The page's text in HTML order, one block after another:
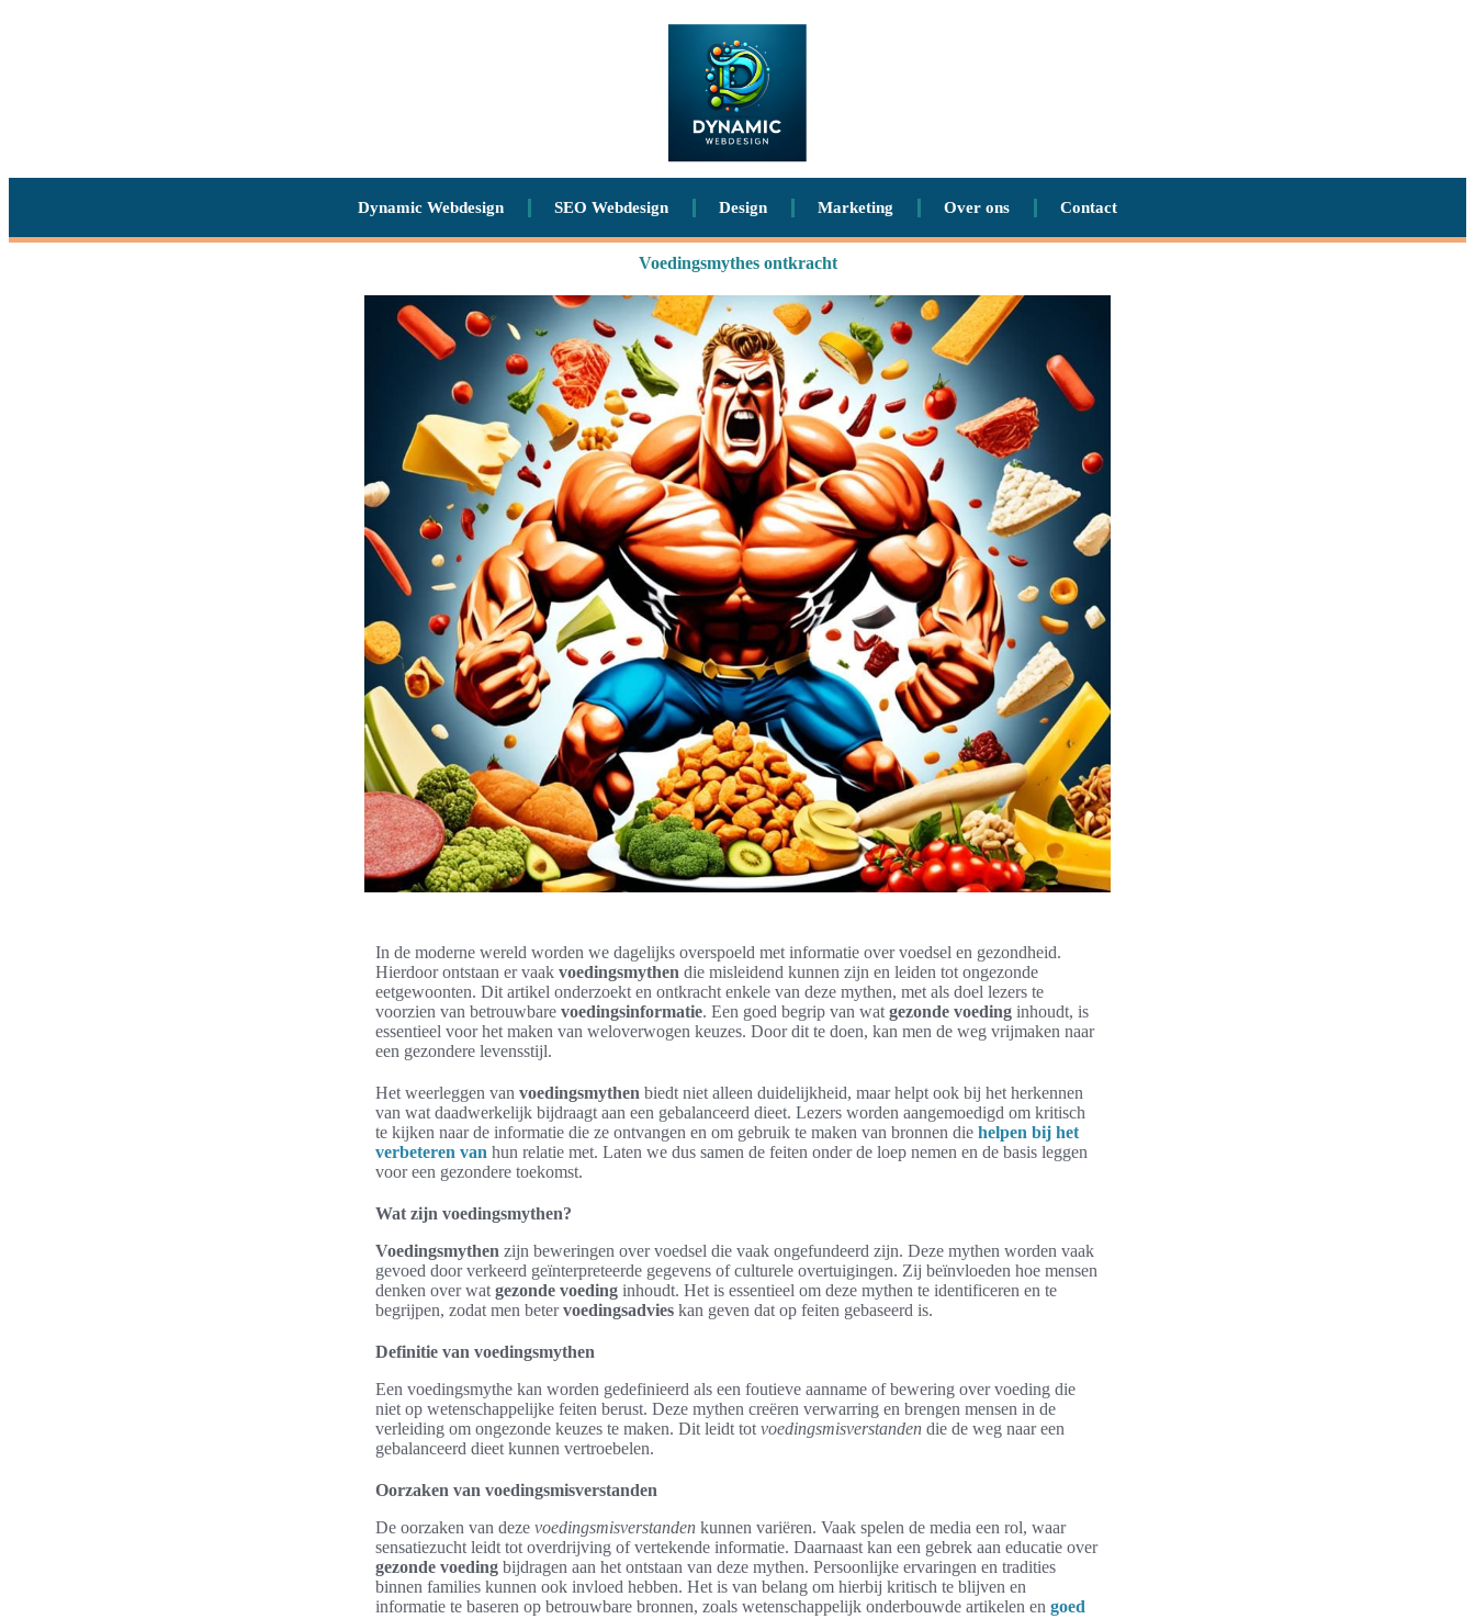
Dynamic Webdesign SEO Webdesign Design Marketing Over ons Contact
Voedingsmythes ontkracht
In de moderne wereld worden we dagelijks overspoeld met informatie over voedsel en gezondheid.
Hierdoor ontstaan er vaak voedingsmythen die misleidend kunnen zijn en leiden tot ongezonde
eetgewoonten. Dit artikel onderzoekt en ontkracht enkele van deze mythen, met als doel lezers te
voorzien van betrouwbare voedingsinformatie. Een goed begrip van wat gezonde voeding inhoudt, is
essentieel voor het maken van weloverwogen keuzes. Door dit te doen, kan men de weg vrijmaken naar
een gezondere levensstijl.
Het weerleggen van voedingsmythen biedt niet alleen duidelijkheid, maar helpt ook bij het herkennen
van wat daadwerkelijk bijdraagt aan een gebalanceerd dieet. Lezers worden aangemoedigd om kritisch
te kijken naar de informatie die ze ontvangen en om gebruik te maken van bronnen die helpen bij het
verbeteren van hun relatie met. Laten we dus samen de feiten onder de loep nemen en de basis leggen
voor een gezondere toekomst.
Wat zijn voedingsmythen?
Voedingsmythen zijn beweringen over voedsel die vaak ongefundeerd zijn. Deze mythen worden vaak
gevoed door verkeerd geïnterpreteerde gegevens of culturele overtuigingen. Zij beïnvloeden hoe mensen
denken over wat gezonde voeding inhoudt. Het is essentieel om deze mythen te identificeren en te
begrijpen, zodat men betervoedingsadvies kan geven dat op feiten gebaseerd is.
Definitie van voedingsmythen
Een voedingsmythe kan worden gedefinieerd als een foutieve aanname of bewering over voeding die
niet op wetenschappelijke feiten berust. Deze mythen creëren verwarring en brengen mensen in de
verleiding om ongezonde keuzes te maken. Dit leidt tot voedingsmisverstanden die de weg naar een
gebalanceerd dieet kunnen vertroebelen.
Oorzaken van voedingsmisverstanden
De oorzaken van deze voedingsmisverstanden kunnen variëren. Vaak spelen de media een rol, waar
sensatiezucht leidt tot overdrijving of vertekende informatie. Daarnaast kan een gebrek aan educatie over
gezonde voeding bijdragen aan het ontstaan van deze mythen. Persoonlijke ervaringen en tradities
binnen families kunnen ook invloed hebben. Het is van belang om hierbij kritisch te blijven en
informatie te baseren op betrouwbare bronnen, zoals wetenschappelijk onderbouwde artikelen en goed